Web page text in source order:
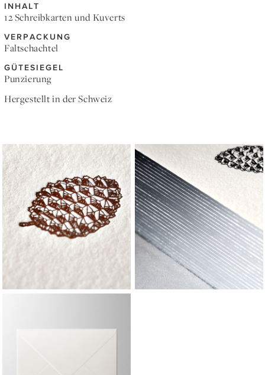
INHALT
12 Schreibkarten und Kuverts
VERPACKUNG
Faltschachtel
GÜTESIEGEL
Punzierung
Hergestellt in der Schweiz